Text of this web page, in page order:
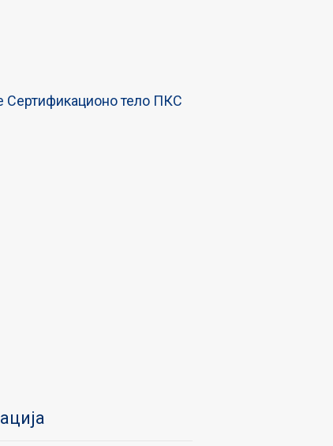
Сертификационо тело ПКС